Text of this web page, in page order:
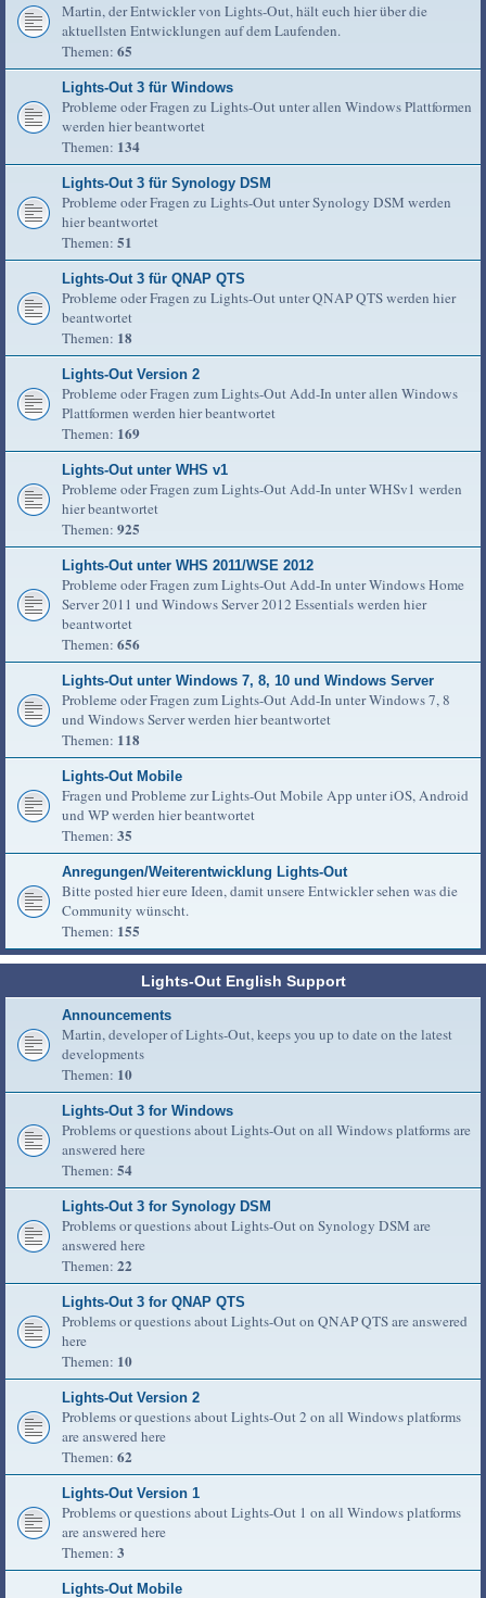
Martin, der Entwickler von Lights-Out, hält euch hier über die
aktuellsten Entwicklungen auf dem Laufenden.
Themen: 65
Lights-Out 3 für Windows
Probleme oder Fragen zu Lights-Out unter allen Windows Plattformen
werden hier beantwortet
Themen: 134
Lights-Out 3 für Synology DSM
Probleme oder Fragen zu Lights-Out unter Synology DSM werden
hier beantwortet
Themen: 51
Lights-Out 3 für QNAP QTS
Probleme oder Fragen zu Lights-Out unter QNAP QTS werden hier
beantwortet
Themen: 18
Lights-Out Version 2
Probleme oder Fragen zum Lights-Out Add-In unter allen Windows
Plattformen werden hier beantwortet
Themen: 169
Lights-Out unter WHS v1
Probleme oder Fragen zum Lights-Out Add-In unter WHSv1 werden
hier beantwortet
Themen: 925
Lights-Out unter WHS 2011/WSE 2012
Probleme oder Fragen zum Lights-Out Add-In unter Windows Home
Server 2011 und Windows Server 2012 Essentials werden hier
beantwortet
Themen: 656
Lights-Out unter Windows 7, 8, 10 und Windows Server
Probleme oder Fragen zum Lights-Out Add-In unter Windows 7, 8
und Windows Server werden hier beantwortet
Themen: 118
Lights-Out Mobile
Fragen und Probleme zur Lights-Out Mobile App unter iOS, Android
und WP werden hier beantwortet
Themen: 35
Anregungen/Weiterentwicklung Lights-Out
Bitte posted hier eure Ideen, damit unsere Entwickler sehen was die
Community wünscht.
Themen: 155
Lights-Out English Support
Announcements
Martin, developer of Lights-Out, keeps you up to date on the latest
developments
Themen: 10
Lights-Out 3 for Windows
Problems or questions about Lights-Out on all Windows platforms are
answered here
Themen: 54
Lights-Out 3 for Synology DSM
Problems or questions about Lights-Out on Synology DSM are
answered here
Themen: 22
Lights-Out 3 for QNAP QTS
Problems or questions about Lights-Out on QNAP QTS are answered
here
Themen: 10
Lights-Out Version 2
Problems or questions about Lights-Out 2 on all Windows platforms
are answered here
Themen: 62
Lights-Out Version 1
Problems or questions about Lights-Out 1 on all Windows platforms
are answered here
Themen: 3
Lights-Out Mobile